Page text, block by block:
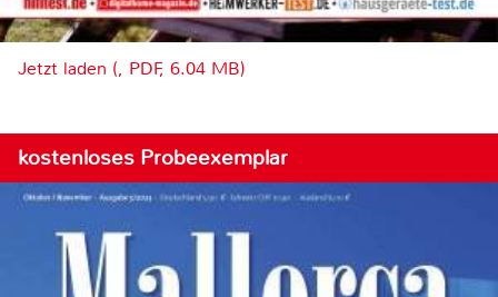
Jetzt laden (, PDF, 6.04 MB)
kostenloses Probeexemplar